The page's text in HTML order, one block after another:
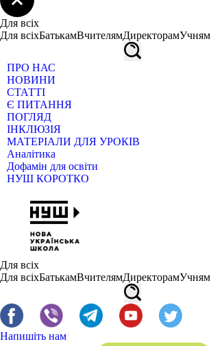
Для всіх
Для всіхБатькамВчителямДиректорамУчням
ПРО НАС
НОВИНИ
СТАТТІ
Є ПИТАННЯ
ПОГЛЯД
ІНКЛЮЗІЯ
МАТЕРІАЛИ ДЛЯ УРОКІВ
Аналітика
Дофамін для освіти
НУШ КОРОТКО
Для всіх
Для всіхБатькамВчителямДиректорамУчням
Напишіть нам